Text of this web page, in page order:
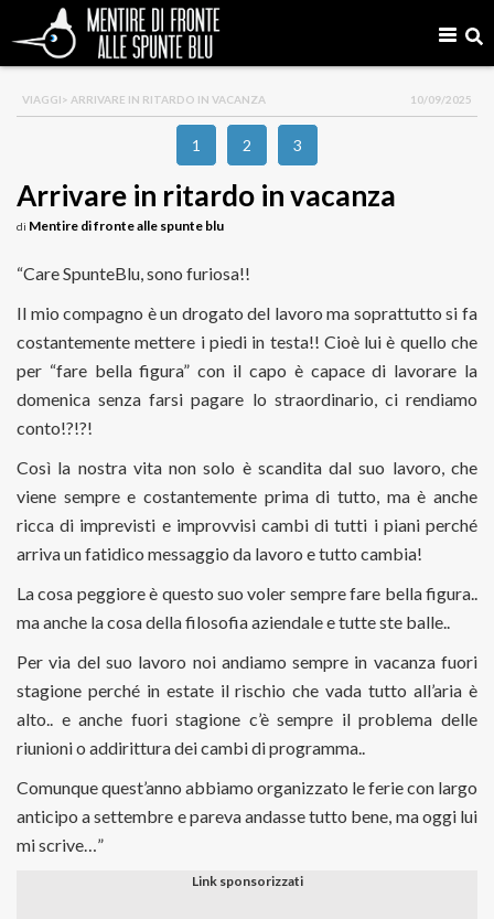
VIAGGI> ARRIVARE IN RITARDO IN VACANZA 10/09/2025
1 2 3
Arrivare in ritardo in vacanza
di Mentire di fronte alle spunte blu
“Care SpunteBlu, sono furiosa!!
Il mio compagno è un drogato del lavoro ma soprattutto si fa
costantemente mettere i piedi in testa!! Cioè lui è quello che
per “fare bella figura” con il capo è capace di lavorare la
domenica senza farsi pagare lo straordinario, ci rendiamo
conto!?!?!
Così la nostra vita non solo è scandita dal suo lavoro, che
viene sempre e costantemente prima di tutto, ma è anche
ricca di imprevisti e improvvisi cambi di tutti i piani perché
arriva un fatidico messaggio da lavoro e tutto cambia!
La cosa peggiore è questo suo voler sempre fare bella figura..
ma anche la cosa della filosofia aziendale e tutte ste balle..
Per via del suo lavoro noi andiamo sempre in vacanza fuori
stagione perché in estate il rischio che vada tutto all’aria è
alto.. e anche fuori stagione c’è sempre il problema delle
riunioni o addirittura dei cambi di programma..
Comunque quest’anno abbiamo organizzato le ferie con largo
anticipo a settembre e pareva andasse tutto bene, ma oggi lui
mi scrive…”